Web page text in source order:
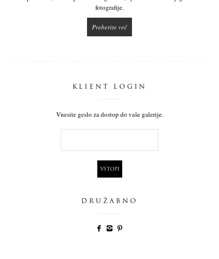
fotografije.
Preberite več
KLIENT LOGIN
Vnesite geslo za dostop do vaše galerije.
DRUŽABNO